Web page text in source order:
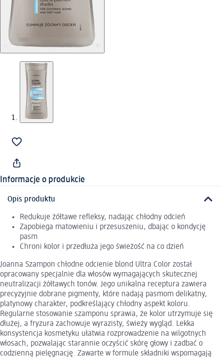
Informacje o produkcie
Opis produktu
Redukuje żółtawe refleksy, nadając chłodny odcień
Zapobiega matowieniu i przesuszeniu, dbając o kondycję
pasm
Chroni kolor i przedłuża jego świeżość na co dzień
Joanna Szampon chłodne odcienie blond Ultra Color został
opracowany specjalnie dla włosów wymagających skutecznej
neutralizacji żółtawych tonów. Jego unikalna receptura zawiera
precyzyjnie dobrane pigmenty, które nadają pasmom delikatny,
platynowy charakter, podkreślający chłodny aspekt koloru.
Regularne stosowanie szamponu sprawia, że kolor utrzymuje się
dłużej, a fryzura zachowuje wyrazisty, świeży wygląd. Lekka
konsystencja kosmetyku ułatwia rozprowadzenie na wilgotnych
włosach, pozwalając starannie oczyścić skórę głowy i zadbać o
codzienną pielęgnację. Zawarte w formule składniki wspomagają